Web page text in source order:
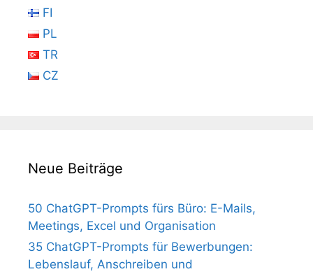
FI
PL
TR
CZ
Neue Beiträge
50 ChatGPT-Prompts fürs Büro: E-Mails,
Meetings, Excel und Organisation
35 ChatGPT-Prompts für Bewerbungen:
Lebenslauf, Anschreiben und